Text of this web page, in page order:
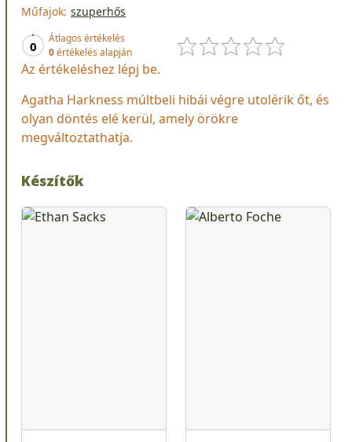
Műfajok: szuperhős
0
Átlagos értékelés
0értékelés alapján
Az értékeléshez lépj be.
Agatha Harkness múltbeli hibái végre utolérik őt, és
olyan döntés elé kerül, amely örökre
megváltoztathatja.
Készítők